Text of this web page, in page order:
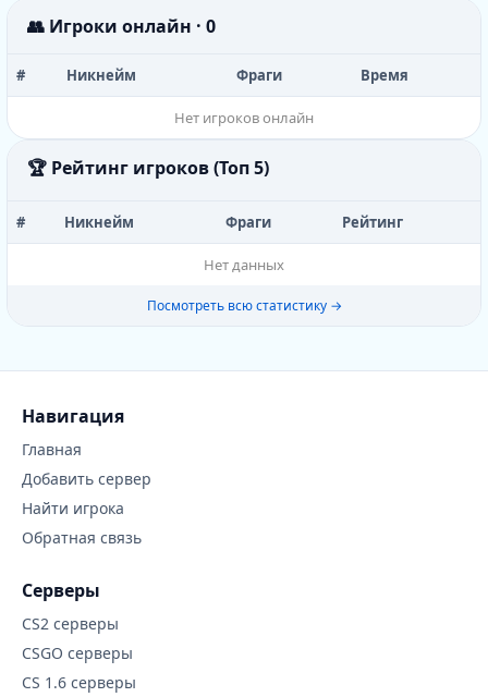
👥 Игроки онлайн · 0
# Никнейм Фраги Время
Нет игроков онлайн
🏆 Рейтинг игроков (Топ 5)
# Никнейм Фраги Рейтинг
Нет данных
Посмотреть всю статистику →
Навигация
Главная
Добавить сервер
Найти игрока
Обратная связь
Серверы
CS2 серверы
CSGO серверы
CS 1.6 серверы